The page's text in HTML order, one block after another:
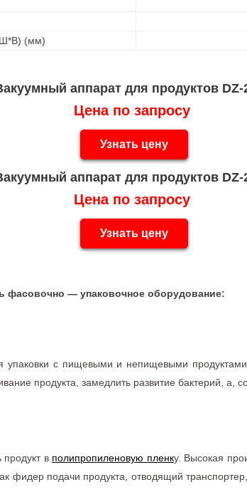
(мм)
аппарат для продуктов DZ-
Цена по запросу
Узнать цену
аппарат для продуктов DZ-
Цена по запросу
Узнать цену
фасовочно — упаковочное оборудование:
упаковки с пищевыми и непищевыми
продукта, замедлить развитие бактерий, а,
в полипропиленовую пленку. Высокая
фидер подачи продукта, отводящий